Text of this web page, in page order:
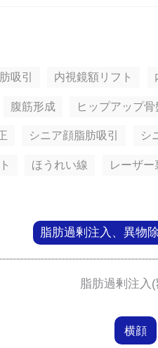
吸引 内視鏡額リフト
腹筋形成 ヒップアップ骨
シニア顔脂肪吸引 シ
ほうれい線 レーザー
脂肪過剰注入、異物
脂肪過剰注入
横顔